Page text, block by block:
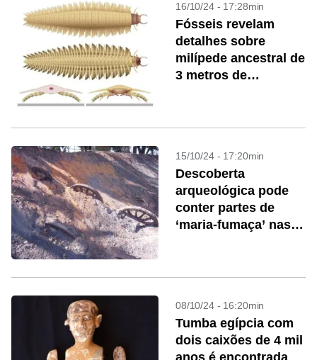
16/10/24 - 17:28min
Fósseis revelam
detalhes sobre
milípede ancestral de
3 metros de
15/10/24 - 17:20min
Descoberta
arqueológica pode
conter partes de
‘maria-fumaça’ nas
08/10/24 - 16:20min
Tumba egípcia com
dois caixões de 4 mil
anos é encontrada